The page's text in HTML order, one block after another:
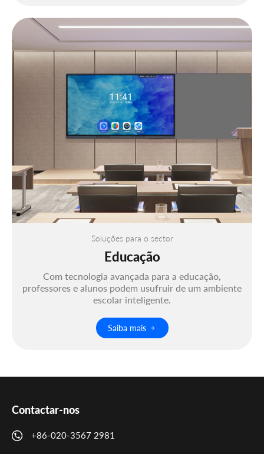
Soluções para o sector
Educação
Com tecnologia avançada para a educação,
professores e alunos podem usufruir de um ambiente
escolar inteligente.
Saiba mais
Contactar-nos
+86-020-3567 2981